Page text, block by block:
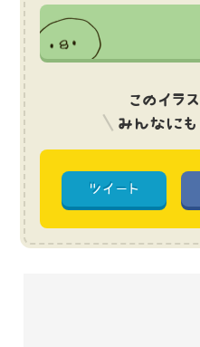
このイラ
みんなにも
ツイート